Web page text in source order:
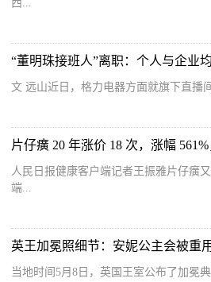
西...
“董明珠接班人”离职：个人与企业
文 远山近日，格力电器方面就旗下直播
片仔癀 20 年涨价 18 次，涨幅
人民日报健康客户端记者王振雅片仔癀
端...
英王加冕照细节：安妮公主会被重
当地时间5月8日，英国王室公布了加冕